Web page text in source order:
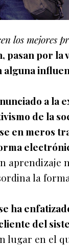
los mejores
por la
alguna
a
de la
en meros
aprendizaje
la
ha
del
lugar en el